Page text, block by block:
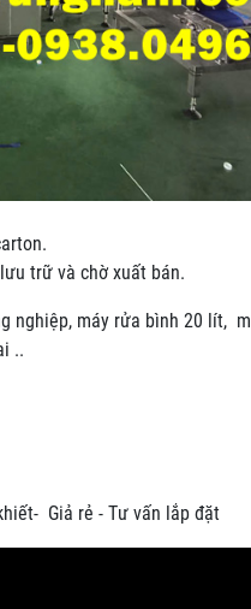
trữ và chờ xuất bán.
nghiệp, máy rửa bình 20 lít,
..
Giả rẻ - Tư vấn lắp đặt